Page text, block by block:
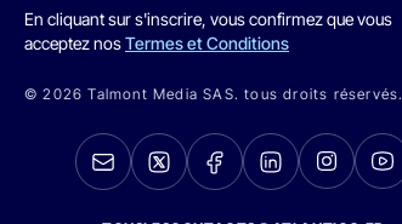
En cliquant sur s'inscrire, vous confirmez que vous
acceptez nosTermes et Conditions
© 2026 Talmont Media SAS. tous droits réservés.